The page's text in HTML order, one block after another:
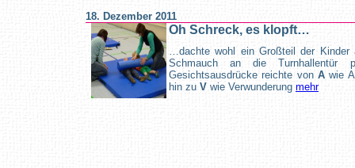
18. Dezember 2011
Oh Schreck, es klopft…
…dachte wohl ein Großteil der Kinder
Schmauch an die Turnhallentür
Gesichtsausdrücke reichte von Awie
hin zu V wie Verwunderung mehr